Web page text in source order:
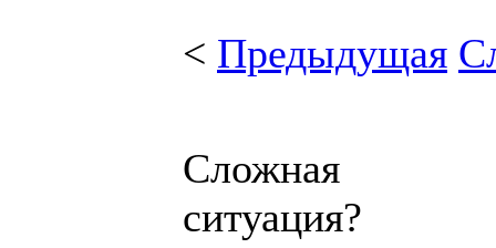
< Предыдущая
Сложная
ситуация?